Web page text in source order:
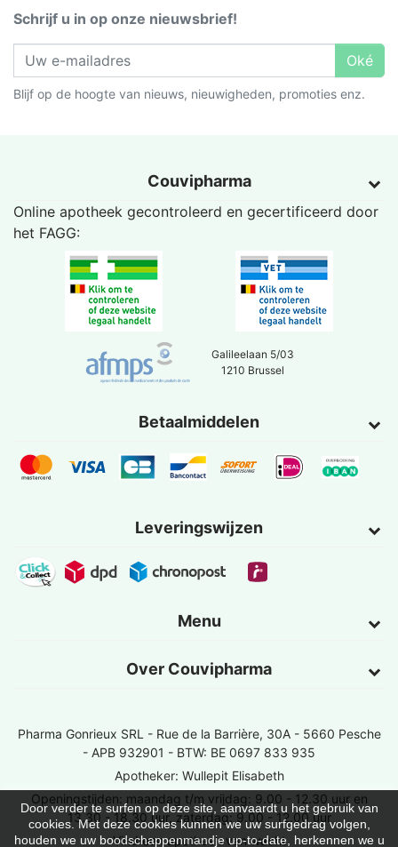
Schrijf u in op onze nieuwsbrief!
Oké
Blijf op de hoogte van nieuws, nieuwigheden, promoties enz.
Couvipharma
Online apotheek gecontroleerd en gecertificeerd door
het FAGG:
Galileelaan 5/03
1210 Brussel
Betaalmiddelen
Leveringswijzen
Menu
Over Couvipharma
Door verder te surfen op deze site, aanvaardt u het gebruik van
cookies. Met deze cookies kunnen we uw surfgedrag volgen,
houden we uw boodschappenmandje up-to-date, herkennen we u
Pharma Gonrieux SRL - Rue de la Barrière, 30A - 5660 Pesche
- APB 932901 - BTW: BE 0697 833 935
Apotheker: Wullepit Elisabeth
Openingstijden: maandag t/m vrijdag: 9.00 - 12.30 uur en
13.30 - 18.30 uur, zaterdag: 9.00 - 12.00 uur
Vind een apotheek van wacht